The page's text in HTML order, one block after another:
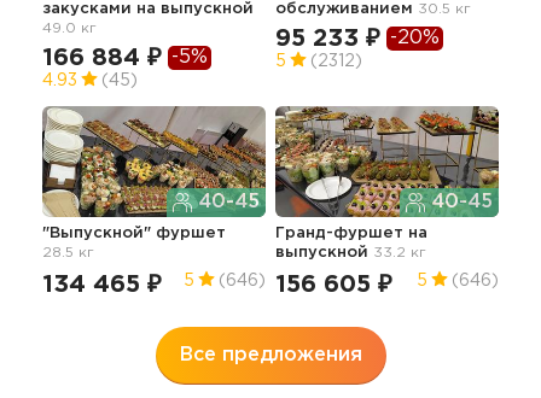
закусками на выпускной
49.0 кг
166 884 ₽ -5%
4.93 (45)
обслуживанием 30.5 кг
95 233 ₽ -20%
5 (2312)
40-45
"Выпускной" фуршет
28.5 кг
134 465 ₽ 5 (646)
40-45
Гранд-фуршет на
выпускной 33.2 кг
156 605 ₽ 5 (646)
Все предложения